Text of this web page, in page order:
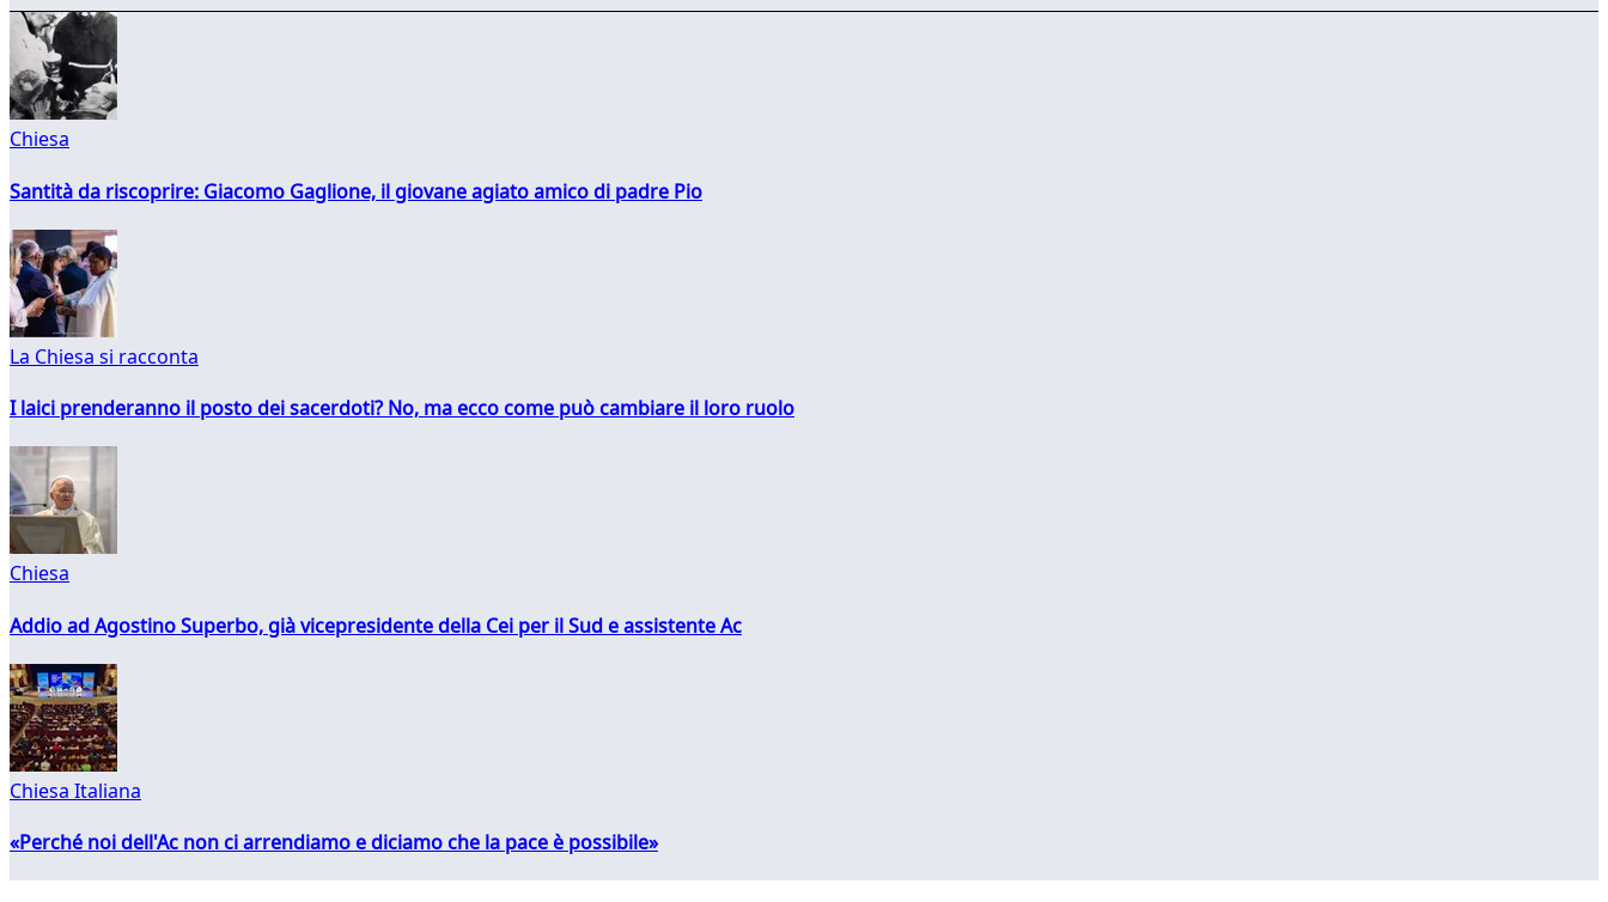
Chiesa
Santità da riscoprire: Giacomo Gaglione, il giovane agiato amico di padre Pio
La Chiesa si racconta
I laici prenderanno il posto dei sacerdoti? No, ma ecco come può cambiare il loro ruolo
Chiesa
Addio ad Agostino Superbo, già vicepresidente della Cei per il Sud e assistente Ac
Chiesa Italiana
«Perché noi dell'Ac non ci arrendiamo e diciamo che la pace è possibile»